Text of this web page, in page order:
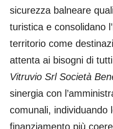
sicurezza balneare
turistica e consolidano
territorio come
attenta ai bisogni di
Vitruvio Srl Società
sinergia con
comunali, individuando
finanziamento più